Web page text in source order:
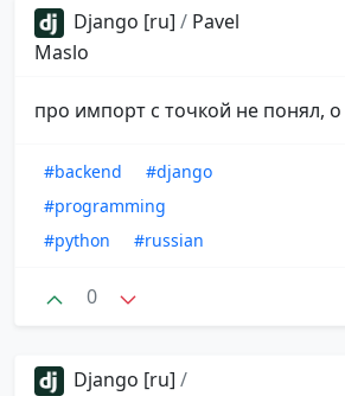
Django [ru] / Pavel
Maslo
про импорт с точкой не понял,
#backend
#django
#programming
#python
#russian
0
Django [ru] /